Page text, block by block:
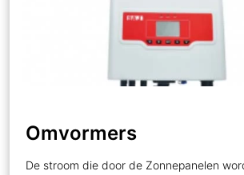
Omvormers
De stroom die door de Zonnepanelen